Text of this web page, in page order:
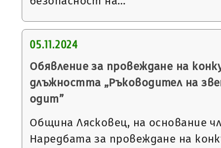
05.11.2024
Обявление за провеждане на
длъжността „Ръководител на
одит”
Община Лясковец, на основание
Наредбата за провеждане на